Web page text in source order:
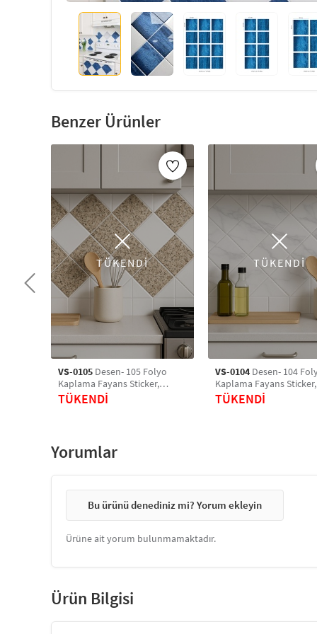
Benzer Ürünler
TÜKENDİ
VS-0105 Desen- 105 Folyo
Kaplama Fayans Sticker,
Sticker, Yer, Mutfak, Banyo
Sticker, Retro Karo Sticker
TÜKENDİ
TÜKENDİ
VS-0104 Desen- 104
Kaplama Fayans Sticker,
Sticker, Yer, Mutfak, Banyo
Sticker, Retro Karo Sticker
TÜKENDİ
Yorumlar
Bu ürünü denediniz mi? Yorum ekleyin
Ürüne ait yorum bulunmamaktadır.
Ürün Bilgisi